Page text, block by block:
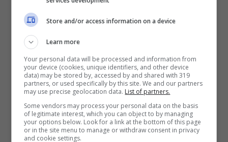
Store and/or access information on a device
Learn more
Your personal data will be processed and information from
your device (cookies, unique identifiers, and other device
data) may be stored by, accessed by and shared with 319
partners, or used specifically by this site. We and our partners
may use precise geolocation data. List of partners.
Some vendors may process your personal data on the basis
of legitimate interest, which you can object to by managing
your options below. Look for a link at the bottom of this page
or in the site menu to manage or withdraw consent in privacy
and cookie settings.